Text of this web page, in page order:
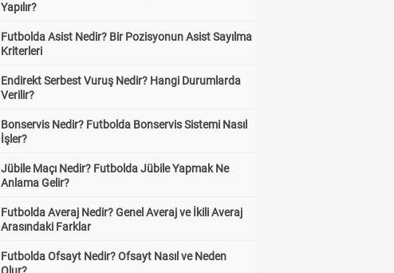
Yapılır?
Futbolda Asist Nedir? Bir Pozisyonun Asist Sayılma
Kriterleri
Endirekt Serbest Vuruş Nedir? Hangi Durumlarda
Verilir?
Bonservis Nedir? Futbolda Bonservis Sistemi Nasıl
İşler?
Jübile Maçı Nedir? Futbolda Jübile Yapmak Ne
Anlama Gelir?
Futbolda Averaj Nedir? Genel Averaj ve İkili Averaj
Arasındaki Farklar
Futbolda Ofsayt Nedir? Ofsayt Nasıl ve Neden